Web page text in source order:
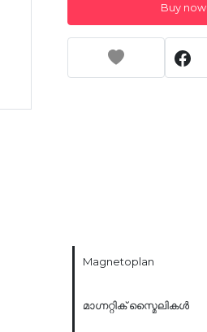
Buy now
Magnetoplan
മാഗ്നറ്റിക് സ്മൈലികൾ